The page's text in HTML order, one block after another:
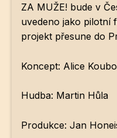
ZA MUŽE! bude v
uvedeno jako pilotní
projekt přesune do
Koncept: Alice
Hudba: Martin Hůla
Produkce: Jan